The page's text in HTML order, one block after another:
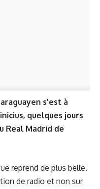
s'est à
quelques jours
Real Madrid de
reprend de plus belle.
de radio et non sur